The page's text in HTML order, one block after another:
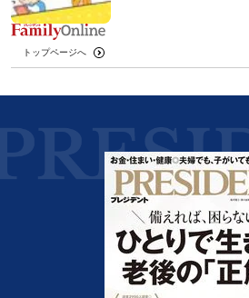
トップページへ